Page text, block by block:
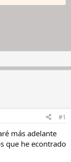
#1
más adelante
que he econtrado